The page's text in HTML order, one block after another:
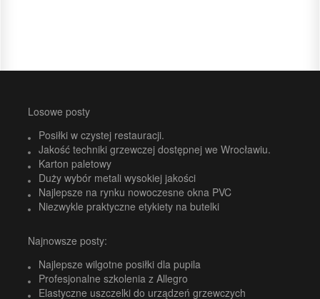
Losowe posty
Posiłki w czystej restauracji.
Jakość techniki grzewczej dostępnej we Wrocławiu.
Karton paletowy
Duży wybór metali wysokiej jakości
Najlepsze na rynku nowoczesne okna PVC
Niezwykle praktyczne etykiety na butelki
Najnowsze posty:
Najlepsze wilgotne posiłki dla pupila
Profesjonalne szkolenia z Allegro
Elastyczne uszczelki do urządzeń grzewczych